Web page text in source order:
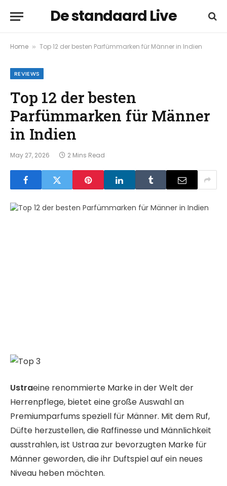
De standaard Live
Home » Top 12 der besten Parfümmarken für Männer in Indien
REVIEWS
Top 12 der besten
Parfümmarken für Männer
in Indien
May 27, 2026 2 Mins Read
Ustraeine renommierte Marke in der Welt der
Herrenpflege, bietet eine große Auswahl an
Premiumparfums speziell für Männer. Mit dem Ruf,
Düfte herzustellen, die Raffinesse und Männlichkeit
ausstrahlen, ist Ustraa zur bevorzugten Marke für
Männer geworden, die ihr Duftspiel auf ein neues
Niveau heben möchten.